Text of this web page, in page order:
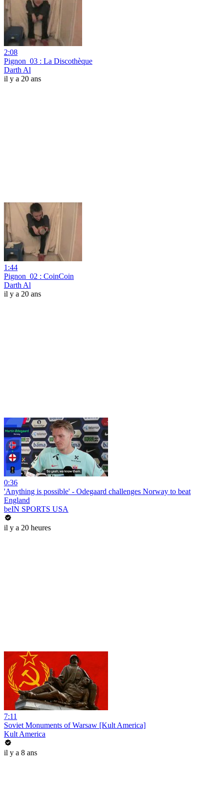
2:08
Pignon_03 : La Discothèque
Darth Al
il y a 20 ans
1:44
Pignon_02 : CoinCoin
Darth Al
il y a 20 ans
0:36
'Anything is possible' - Odegaard challenges Norway to beat
England
beIN SPORTS USA
il y a 20 heures
7:11
Soviet Monuments of Warsaw [Kult America]
Kult America
il y a 8 ans